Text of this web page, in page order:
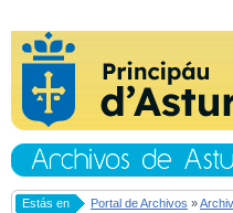
Estás en Portal de Archivos »